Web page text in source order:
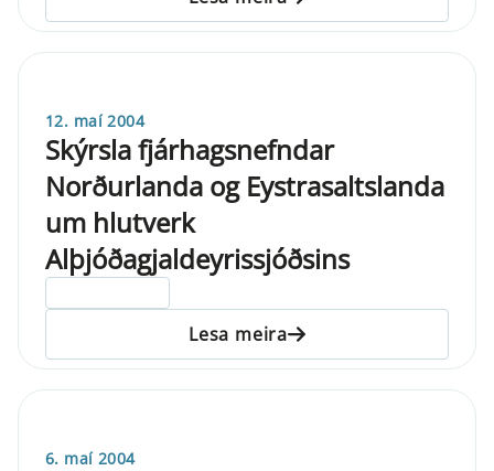
12. maí 2004
Skýrsla fjárhagsnefndar
Norðurlanda og Eystrasaltslanda
um hlutverk
Alþjóðagjaldeyrissjóðsins
Lesa meira
6. maí 2004